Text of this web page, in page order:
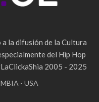
a la difusión de la Cultura
del Hip Hop
2005 - 2025
- USA